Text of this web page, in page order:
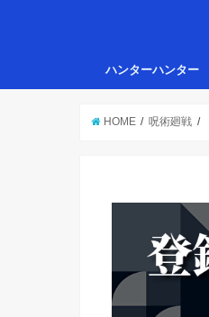
ハンターハンター
HOME 呪術廻戦